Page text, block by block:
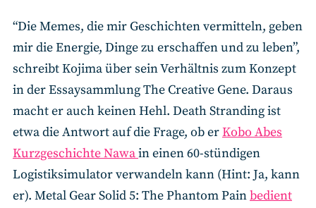
“Die Memes, die mir Geschichten vermitteln, geben
mir die Energie, Dinge zu erschaffen und zu leben”,
schreibt Kojima über sein Verhältnis zum Konzept
in der Essaysammlung The Creative Gene. Daraus
macht er auch keinen Hehl. Death Stranding ist
etwa die Antwort auf die Frage, ob erKobo Abes
Kurzgeschichte Nawain einen 60-stündigen
Logistiksimulator verwandeln kann (Hint: Ja, kann
er). Metal Gear Solid 5: The Phantom Painbedient